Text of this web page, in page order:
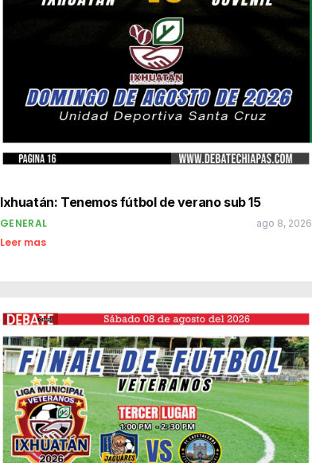
Ixhuatán: Tenemos fútbol de verano sub 15
GENERAL ago 8, 2026
Leer mas